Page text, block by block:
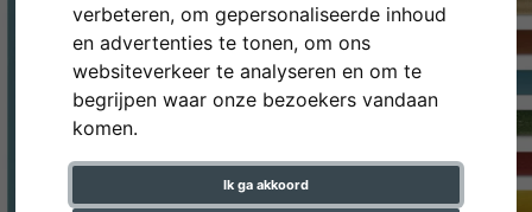
verbeteren, om gepersonaliseerde inhoud
en advertenties te tonen, om ons
websiteverkeer te analyseren en om te
begrijpen waar onze bezoekers vandaan
komen.
Ik ga akkoord
Terug